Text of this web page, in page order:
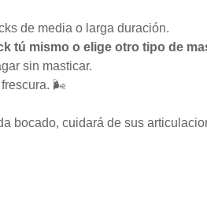
de media o larga duración.
tú mismo o elige otro tipo de
sin masticar.
frescura. 🌬️
bocado, cuidará de sus